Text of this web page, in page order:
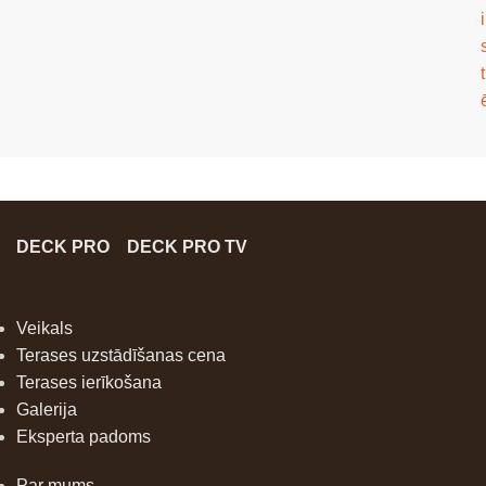
i
t
DECK PRO DECK PRO TV
Veikals
Terases uzstādīšanas cena
Terases ierīkošana
Galerija
Eksperta padoms